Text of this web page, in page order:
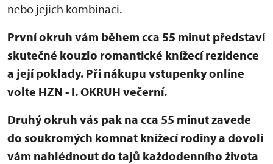
nebo jejich kombinaci.
První okruh vám během cca 55 minut představí
skutečné kouzlo romantické knížecí rezidence
a její poklady. Při nákupu vstupenky online
volte HZN - I. OKRUH večerní.
Druhý okruh vás pak na cca 55 minut zavede
do soukromých komnat knížecí rodiny a dovolí
vám nahlédnout do tajů každodenního života